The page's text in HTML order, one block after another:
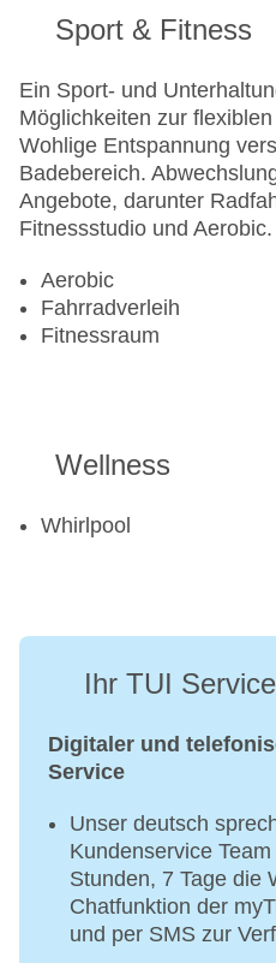
Sport & Fitness
Ein Sport- und
Möglichkeiten zur
Wohlige Entspannung
Badebereich.
Angebote, darunter
Fitnessstudio und Aerobic.
Aerobic
Fahrradverleih
Fitnessraum
Wellness
Whirlpool
Ihr TUI Service
Digitaler und
Service
Unser deutsch
Kundenservice
Stunden, 7 Tage die
Chatfunktion der
und per SMS zur